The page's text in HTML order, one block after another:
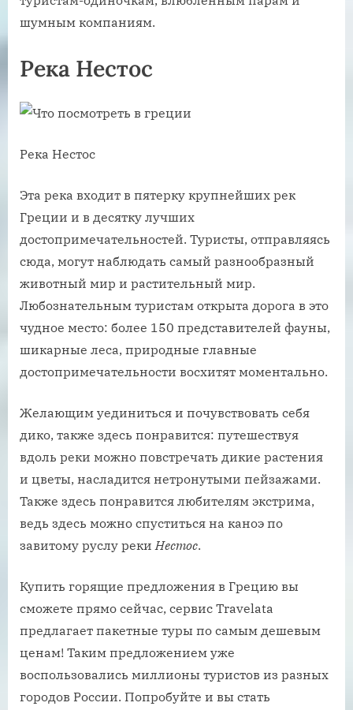
шумным компаниям.
Река Нестос
Река Нестос
Эта река входит в пятерку крупнейших рек
Греции и в десятку лучших
достопримечательностей. Туристы, отправляясь
сюда, могут наблюдать самый разнообразный
животный мир и растительный мир.
Любознательным туристам открыта дорога в это
чудное место: более 150 представителей фауны,
шикарные леса, природные главные
достопримечательности восхитят моментально.
Желающим уединиться и почувствовать себя
дико, также здесь понравится: путешествуя
вдоль реки можно повстречать дикие растения
и цветы, насладится нетронутыми пейзажами.
Также здесь понравится любителям экстрима,
ведь здесь можно спуститься на каноэ по
завитому руслу рекиНестос.
Купить горящие предложения в Грецию вы
сможете прямо сейчас, сервис Travelata
предлагает пакетные туры по самым дешевым
ценам! Таким предложением уже
воспользовались миллионы туристов из разных
городов России. Попробуйте и вы стать